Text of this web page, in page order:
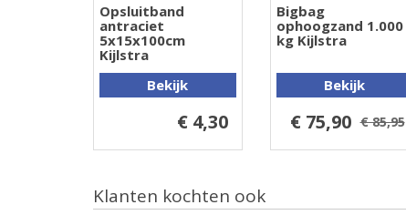
Opsluitband
antraciet
5x15x100cm
Kijlstra
Bekijk
€ 4,30
Bigbag
ophoogzand 1.000
kg Kijlstra
Bekijk
€ 75,90 € 85,95
Klanten kochten ook